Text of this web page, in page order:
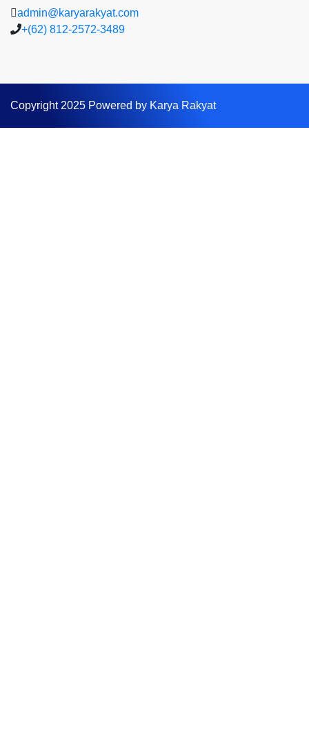
admin@karyarakyat.com
+(62) 812-2572-3489
Copyright 2025 Powered by Karya Rakyat